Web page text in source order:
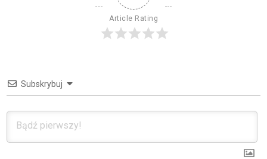
Article Rating
Subskrybuj